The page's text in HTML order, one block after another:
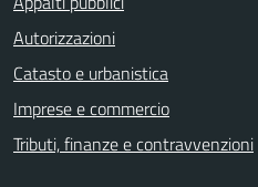
Autorizzazioni
Catasto e urbanistica
Imprese e commercio
Tributi, finanze e contravvenzioni